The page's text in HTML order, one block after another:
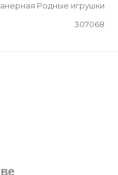
Родные игрушки
307068